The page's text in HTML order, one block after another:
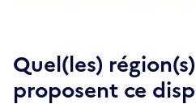
Quel(les)
proposent ce